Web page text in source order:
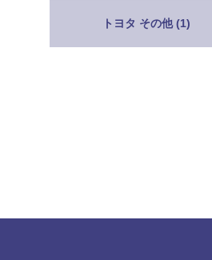
トヨタ その他 (1)